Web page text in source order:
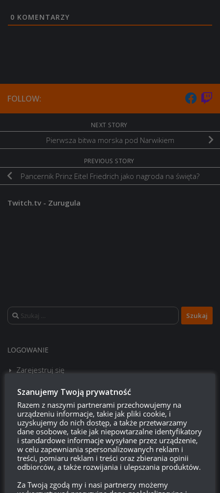
0 KOMENTARZY
FOLLOW:
NEXT STORY
Pierwsza bitwa morska pod Narwikiem
PREVIOUS STORY
Pancernik Prinz Eitel Friedrich jako nagroda na święta?
Twitch.tv - Zurugula
Szukaj:
LOGOWANIE
Zarejestruj się
Zaloguj się
Kanał wpisów
Kanał komentarzy
WordPress.org
Szanujemy Twoją prywatność
Razem z naszymi partnerami przechowujemy na
urządzeniu informacje, takie jak pliki cookie, i
uzyskujemy do nich dostęp, a także przetwarzamy
dane osobowe, takie jak niepowtarzalne identyfikatory
i standardowe informacje wysyłane przez urządzenie,
w celu zapewniania spersonalizowanych reklam i
treści, pomiaru reklam i treści oraz zbierania opinii
odbiorców, a także rozwijania i ulepszania produktów.
Za Twoją zgodą my i nasi partnerzy możemy